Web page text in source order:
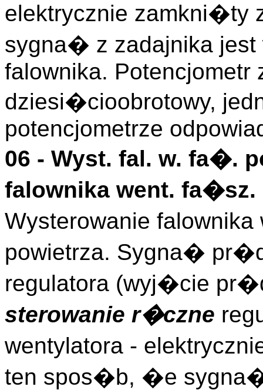
elektrycznie zamkni�ty
sygna� z zadajnika
falownika. Potencjometr
dziesi�cioobrotowy,
potencjometrze
06 - Wyst. fal. w. fa�.
falownika went. fa�sz.
Wysterowanie
powietrza. Sygna�
regulatora (wyj�cie
sterowanie r�czne
wentylatora -
ten spos�b, �e